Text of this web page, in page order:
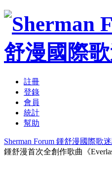
註冊
登錄
會員
統計
幫助
Sherman Forum 鍾舒漫國際歌
鍾舒漫首次全創作歌曲《